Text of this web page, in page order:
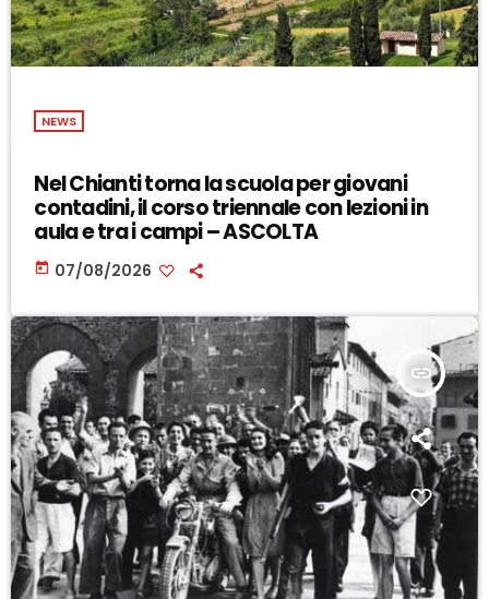
NEWS
Nel Chianti torna la scuola per giovani
contadini, il corso triennale con lezioni in
aula e tra i campi – ASCOLTA
today 07/08/2026
insert_link